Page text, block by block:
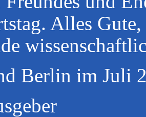
Alles
Berlin im Juli